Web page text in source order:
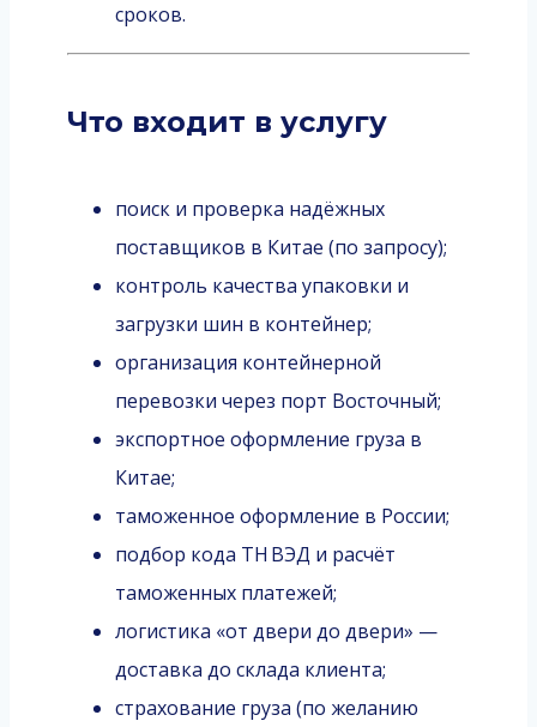
сроков.
Что входит в услугу
поиск и проверка надёжных
поставщиков в Китае (по запросу);
контроль качества упаковки и
загрузки шин в контейнер;
организация контейнерной
перевозки через порт Восточный;
экспортное оформление груза в
Китае;
таможенное оформление в России;
подбор кода ТН ВЭД и расчёт
таможенных платежей;
логистика «от двери до двери» —
доставка до склада клиента;
страхование груза (по желанию